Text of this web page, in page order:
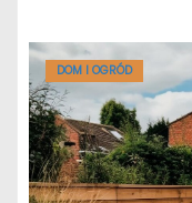
DOM I OGRÓD